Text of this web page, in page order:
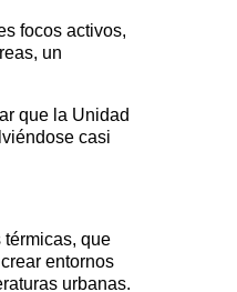
focos activos,
un
que la Unidad
casi
que
entornos
urbanas.